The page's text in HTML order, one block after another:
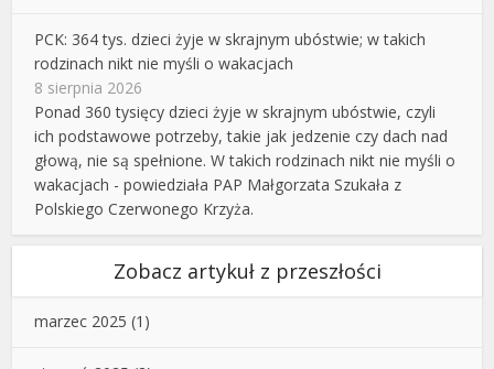
PCK: 364 tys. dzieci żyje w skrajnym ubóstwie; w takich
rodzinach nikt nie myśli o wakacjach
8 sierpnia 2026
Ponad 360 tysięcy dzieci żyje w skrajnym ubóstwie, czyli
ich podstawowe potrzeby, takie jak jedzenie czy dach nad
głową, nie są spełnione. W takich rodzinach nikt nie myśli o
wakacjach - powiedziała PAP Małgorzata Szukała z
Polskiego Czerwonego Krzyża.
Zobacz artykuł z przeszłości
marzec 2025 (1)